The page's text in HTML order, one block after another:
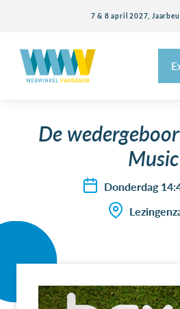
7 & 8 april 2027,
De
Music
Donderdag